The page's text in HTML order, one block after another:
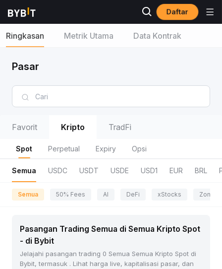
Daftar
Ringkasan Metrik Utama Data Kontrak
Pasar
Favorit Kripto TradFi
Spot Perpetual Expiry Opsi
Semua USDC USDT USDE USD1 EUR BRL
Semua 50% Fees AI DeFi xStocks Zona
Pasangan Trading Semua di Semua Kripto Spot
- di Bybit
Jelajahi pasangan trading 0 Semua Semua Kripto Spot di
Bybit, termasuk . Lihat harga live, kapitalisasi pasar, dan